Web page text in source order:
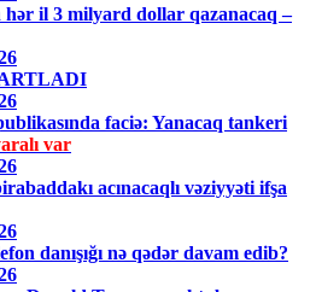
il 3 milyard dollar qazanacaq –
faciə: Yanacaq tankeri
var
acınacaqlı vəziyyəti ifşa
danışığı nə qədər davam edib?